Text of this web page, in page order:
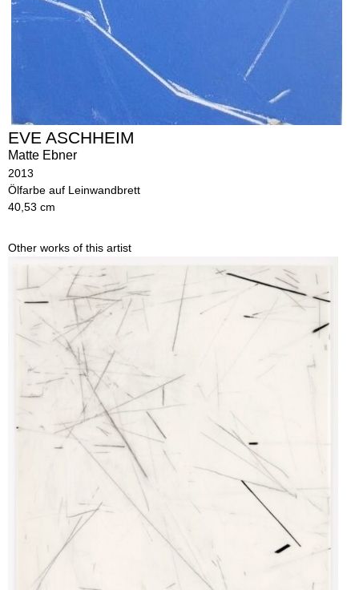
EVE ASCHHEIM
Matte Ebner
2013
Ölfarbe auf Leinwandbrett
40,53 cm
Other works of this artist